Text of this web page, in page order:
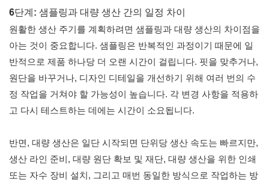
6단계: 샘플링과 대량 생산 간의 일정 차이
원활한 생산 주기를 계획하려면 샘플링과 대량 생산의 차이점을
아는 것이 중요합니다. 샘플링은 반복적인 과정이기 때문에 일
반적으로 제품 하나당 더 오랜 시간이 걸립니다. 핏을 맞추거나,
원단을 바꾸거나, 디자인 디테일을 개선하기 위해 여러 번의 수
정 작업을 거쳐야 할 가능성이 높습니다. 각 변경 사항을 적용하
고 다시 테스트하는 데에는 시간이 소요됩니다.
반면, 대량 생산은 일단 시작되면 단위당 생산 속도는 빠르지만,
생산 라인 준비, 대량 원단 확보 및 재단, 대량 생산을 위한 인쇄
또는 자수 장비 설치, 그리고 매번 동일한 방식으로 작업하는 방